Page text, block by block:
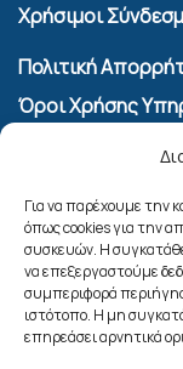
Για να παρέχουμε την
όπως cookies για την
συσκευών. Η
να επεξεργαστούμε
συμπεριφορά
ιστότοπο. Η μη
επηρεάσει αρνητικά
Χρήσιμοι
Πολιτική
Όροι Χρήσης
Πολιτική Cookies
Αναζήτηση